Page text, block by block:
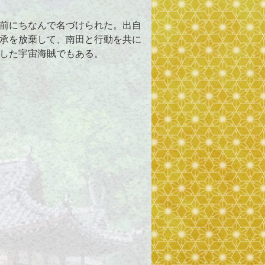
にちなんで名づけられた。出自
を放棄して、南田と行動を共に
た宇宙海賊でもある。